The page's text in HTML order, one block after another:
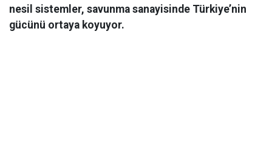
nesil sistemler, savunma sanayisinde Türkiye’nin
gücünü ortaya koyuyor.